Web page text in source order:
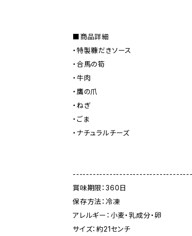
■商品詳細
・特製糠だきソース
・合馬の筍
・牛肉
・鷹の爪
・ねぎ
・ごま
・ナチュラルチーズ
賞味期限：360日
保存方法：冷凍
アレルギー：小麦・乳成分・卵
サイズ：約21センチ